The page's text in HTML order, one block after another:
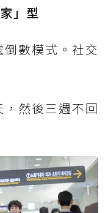
」型
數模式。社交
然後三週不回